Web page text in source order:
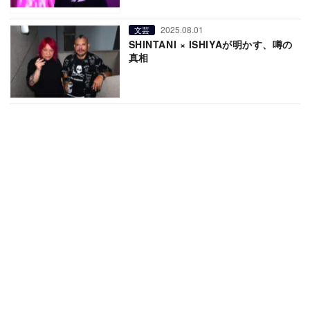
文芸 2025.08.01
SHINTANI × ISHIYAが明かす、噂の
真相